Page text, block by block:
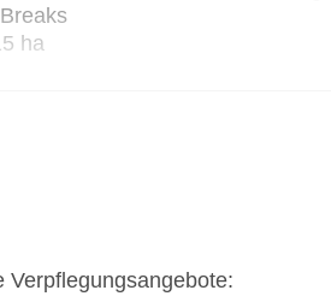
ha
Verpflegungsangebote: